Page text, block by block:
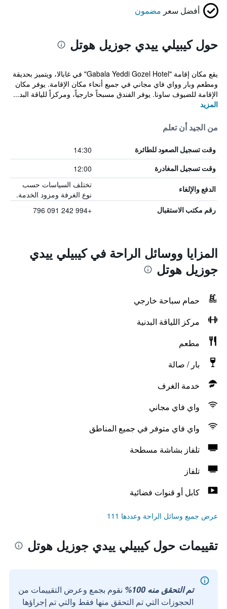
أفضل سعر مضمون
حول كيبيلي ييدي جوزيل هوتل
يقع مكان إقامة "Gabala Yeddi Gozel Hotel" في غابالا، ويتميز بحديقة
ومطعم وبار وواي فاي مجاني في جميع أنحاء مكان الإقامة. يوفر مكان
الإقامة للضيوف ساونا. يوفر الفندق مسبحاً خارجياً، ومركزاً للياقة البد...
المزيد
من الجيد أن تعلم
وقت تسجيل الصعود للطائرة 14:30
وقت تسجيل المغادرة 12:00
الدفع والإلغاء
تختلف السياسات حسب
نوع الغرفة ومزود الخدمة.
رقم مكتب الاستقبال +994 242 091 796
المزايا ووسائل الراحة في كيبيلي ييدي
جوزيل هوتل
حمام سباحة خارجي
مركز اللياقة البدنية
مطعم
بار / صالة
خدمة الغرف
واي فاي مجاني
واي فاي متوفر في جميع المناطق
تلفاز بشاشة مسطحة
تلفاز
كابل أو قنوات فضائية
عرض جميع وسائل الراحة وعددها 111
تقييمات حول كيبيلي ييدي جوزيل هوتل
تم التحقق منه 100%
نقوم بجمع وعرض التقييمات من
الحجوزات التي تم التحقق منها فقط والتي تم إجراؤها